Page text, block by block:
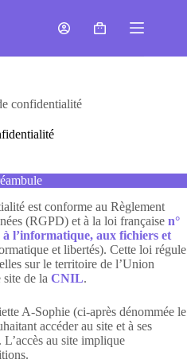
Panier
confidentialité
est conforme au Règlement
(RGPD) et à la loi française n°
l’informatique, aux fichiers et
et libertés). Cette loi régule
sur le territoire de l’Union
site de la CNIL.
A-Sophie (ci-après dénommée le
accéder au site et à ses
au site implique